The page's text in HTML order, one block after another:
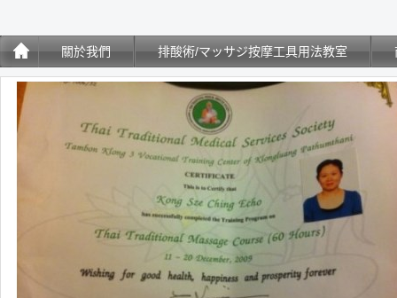
關於我們 排酸術/マッサジ按摩工具用法教室